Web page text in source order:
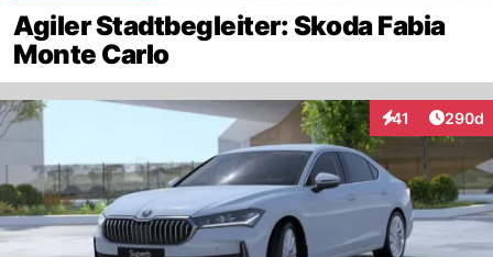
Agiler Stadtbegleiter: Skoda Fabia
Monte Carlo
41
Interaktionen
290d